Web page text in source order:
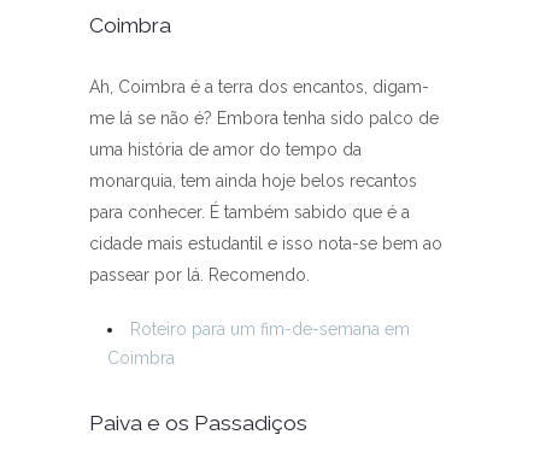
Coimbra
Ah, Coimbra é a terra dos encantos, digam-
me lá se não é? Embora tenha sido palco de
uma história de amor do tempo da
monarquia, tem ainda hoje belos recantos
para conhecer. É também sabido que é a
cidade mais estudantil e isso nota-se bem ao
passear por lá. Recomendo.
Roteiro para um fim-de-semana em
Coimbra
Paiva e os Passadiços